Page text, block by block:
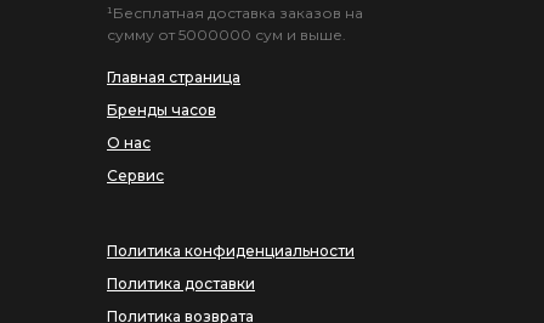
Главная страница
Бренды часов
О нас
Сервис
¹Бесплатная доставка заказов на
сумму от 5000000 сум и выше.
Политика конфиденциальности
Политика доставки
Политика возврата